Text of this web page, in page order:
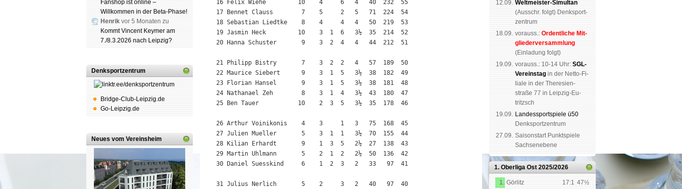
Fanshop ist online –
Willkommen in der Beta-Phase!
Henrik vor 5 Monaten zu
Kommt Vincent Keymer am
7./8.3.2026 nach Leipzig?
Denksportzentrum
Bridge-Club-Leipzig.de
Go-Leipzig.de
Neues vom Vereinsheim
16 Felix Wiehe         10    4     6   4   40  232  55
17 Bennet Clauss        7    5     2   5   71  224  54
18 Sebastian Liedtke    8    4     4   4   50  219  53
19 Jasmin Heck         10    3  1  6   3½  35  214  52
20 Hanna Schuster       9    3  2  4   4   44  212  51
21 Philipp Bistry       7    3  2  2   4   57  189  50
22 Maurice Siebert      9    3  1  5   3½  38  182  49
23 Florian Hansel       9    3  1  5   3½  38  181  48
24 Nathanael Zeh        8    3  1  4   3½  43  180  47
25 Ben Tauer           10    2  3  5   3½  35  178  46
26 Arthur Voinikonis    4    3     1   3   75  168  45
27 Julien Mueller       5    3  1  1   3½  70  155  44
28 Kilian Erhardt       9    1  3  5   2½  27  138  43
29 Martin Uhlmann       5    2  1  2   2½  50  136  42
30 Daniel Suesskind     6    1  2  3   2   33   97  41
31 Julius Nerlich       5    2     3   2   40   97  40
12.09. Weltmeister-Simultan
(Aus­schr. folgt) Denk­sport­
zen­trum
18.09. vorauss.: Or­dent­li­che Mit­
glie­der­ver­samm­lung
(Ein­la­dung folgt)
19.09. vor­auss.: 10-14 Uhr: SGL-
Ver­eins­tag in der Netto-Fi­
li­a­le in der The­re­sien­
straße 77 in Leip­zig-Eu­
tritzsch
19.09. Landes­sport­spiele ü50
Denk­sport­zen­trum
27.09. Saison­start Punkt­spiele
Sachsen­ebene
1. Oberliga Ost 2025/2026
1. Görlitz 17:1 47½